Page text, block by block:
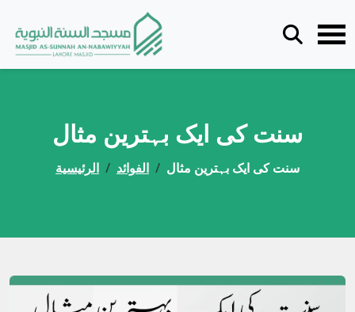
سنت کی ایک بہترین مثال
الرئيسية الفوائد سنت کی ایک بہترین مثال